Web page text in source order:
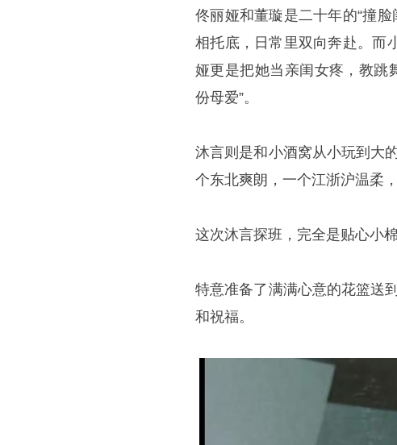
佟丽娅和董璇是二十年的“撞
相托底，日常里双向奔赴。而
娅更是把她当亲闺女疼，教跳
份母爱”。
沐言则是和小酒窝从小玩到大
个东北爽朗，一个江浙沪温柔
这次沐言探班，完全是贴心小
特意准备了满满心意的花篮送
和祝福。